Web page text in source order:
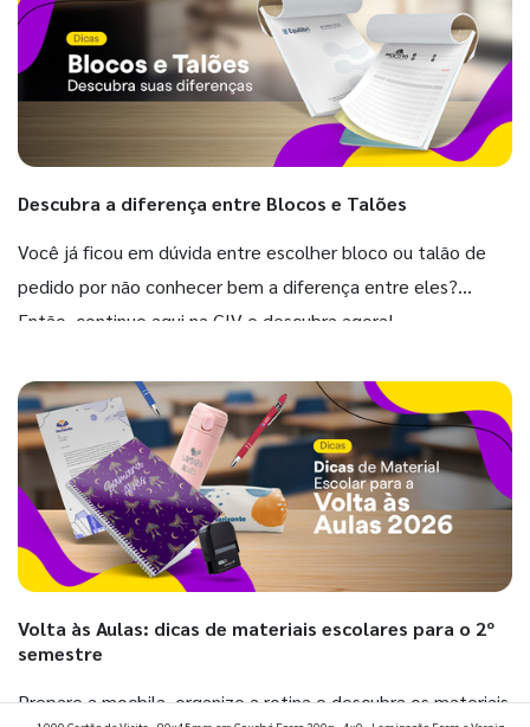
Descubra a diferença entre Blocos e Talões
Você já ficou em dúvida entre escolher bloco ou talão de
pedido por não conhecer bem a diferença entre eles?
Então, continue aqui na GIV e descubra agora!
Volta às Aulas: dicas de materiais escolares para o 2º
semestre
Prepare a mochila, organize a rotina e descubra os materiais